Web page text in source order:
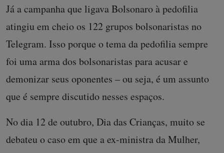
Já a campanha que ligava Bolsonaro à pedofilia
atingiu em cheio os 122 grupos bolsonaristas no
Telegram. Isso porque o tema da pedofilia sempre
foi uma arma dos bolsonaristas para acusar e
demonizar seus oponentes – ou seja, é um assunto
que é sempre discutido nesses espaços.
No dia 12 de outubro, Dia das Crianças, muito se
debateu o caso em que a ex-ministra da Mulher,